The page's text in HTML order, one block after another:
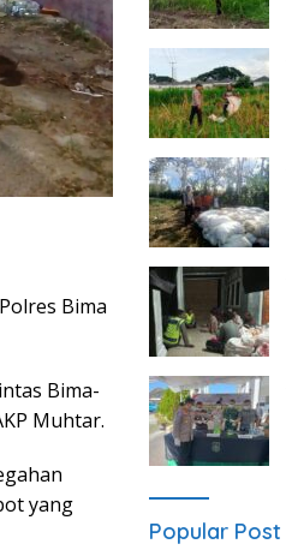
Bima
Bima-
Muhtar.
yang
Popular Post